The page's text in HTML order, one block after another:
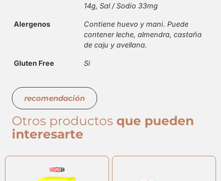
14g, Sal / Sodio 33mg
Alergenos
Contiene huevo y mani. Puede
contener leche, almendra, castaña
de caju y avellana.
Gluten Free Si
recomendación
Otros productos que pueden
interesarte